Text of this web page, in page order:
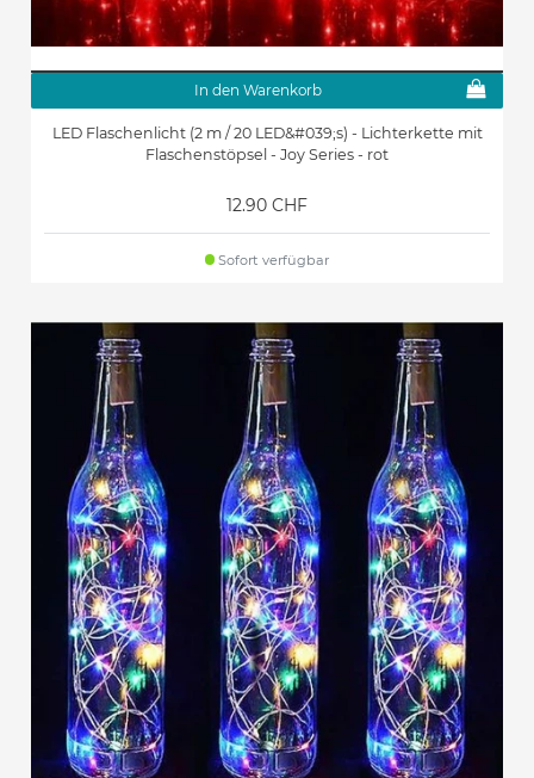
In den Warenkorb
LED Flaschenlicht (2 m / 20 LED&#039;s) - Lichterkette mit
Flaschenstöpsel - Joy Series - rot
12.90 CHF
Sofort verfügbar